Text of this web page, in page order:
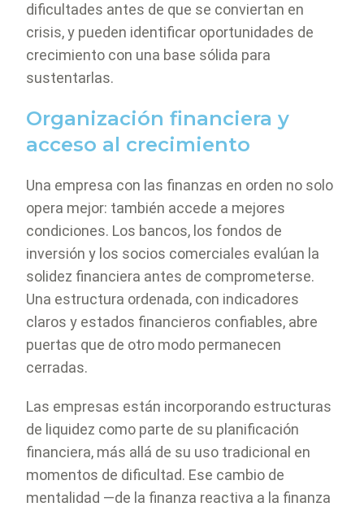
dificultades antes de que se conviertan en
crisis, y pueden identificar oportunidades de
crecimiento con una base sólida para
sustentarlas.
Organización financiera y
acceso al crecimiento
Una empresa con las finanzas en orden no solo
opera mejor: también accede a mejores
condiciones. Los bancos, los fondos de
inversión y los socios comerciales evalúan la
solidez financiera antes de comprometerse.
Una estructura ordenada, con indicadores
claros y estados financieros confiables, abre
puertas que de otro modo permanecen
cerradas.
Las empresas están incorporando estructuras
de liquidez como parte de su planificación
financiera, más allá de su uso tradicional en
momentos de dificultad. Ese cambio de
mentalidad —de la finanza reactiva a la finanza